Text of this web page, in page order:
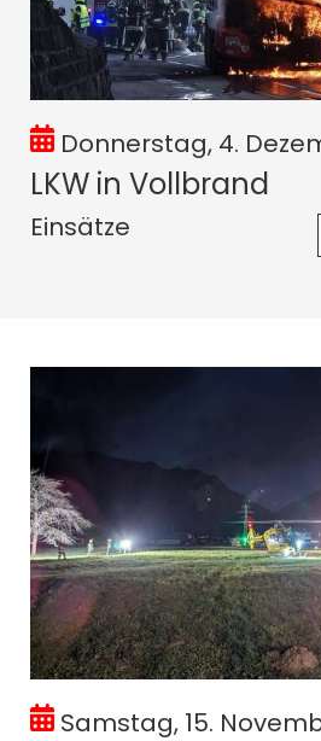
Donnerstag, 4.
LKW in Vollbrand
Einsätze
Samstag, 15.